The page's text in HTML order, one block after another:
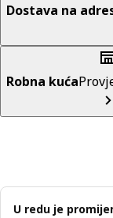
Dostava na
Robna kuća
U redu je